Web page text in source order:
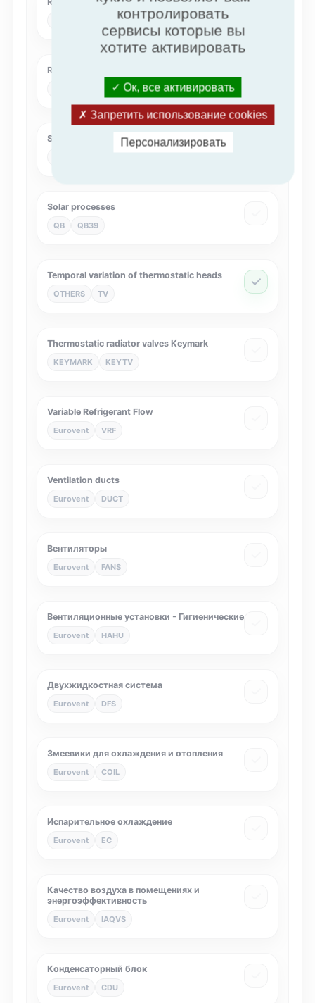
Rooftop
Solar Keymark
Solar processes
QB QB39
Temporal variation of thermostatic heads
OTHERS TV
Thermostatic radiator valves Keymark
KEYMARK KEYTV
Variable Refrigerant Flow
Eurovent VRF
Ventilation ducts
Eurovent DUCT
Вентиляторы
Eurovent FANS
Вентиляционные установки - Гигиенические
Eurovent HAHU
Двухжидкостная система
Eurovent DFS
Змеевики для охлаждения и отопления
Eurovent COIL
Испарительное охлаждение
Eurovent EC
Качество воздуха в помещениях и
энергоэффективность
Eurovent IAQVS
Конденсаторный блок
Eurovent CDU
контролировать
сервисы которые вы
хотите активировать
Ок, все активировать
Запретить использование cookies
Персонализировать